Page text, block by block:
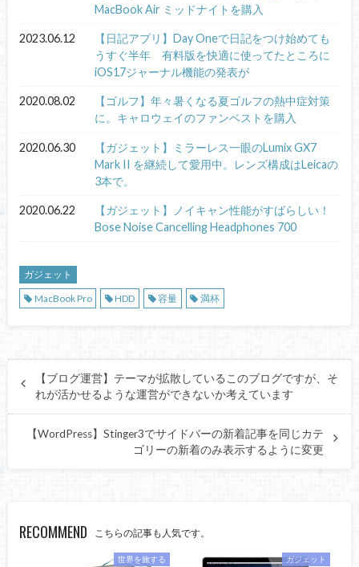
MacBook Air ミッドナイトを購入
2023.06.12
【日記アプリ】Day Oneで日記をつけ始めても
うすぐ半年 有料版を快適に使ってたところに
iOS17ジャーナル機能の発表が
2020.08.02
【ゴルフ】年々暑くなる夏ゴルフの熱中症対策
に。キャロウェイのファンベストを購入
2020.06.30
【ガジェット】ミラーレス一眼のLumix GX7
Mark II を継続して愛用中。レンズ構成はLeicaの
3本で。
2020.06.22
【ガジェット】ノイキャン性能がすばらしい！
Bose Noise Cancelling Headphones 700
ガジェット
MacBook Pro
HDD 容量 満杯
【ブログ運営】テーマが拡散しているこのブログですが、そ
れが活かせるような運営ができないか考えています
【WordPress】Stinger3でサイドバーの新着記事を同じカテ
ゴリーの新着のみ表示するように変更
RECOMMEND こちらの記事も人気です。
世界を旅する ガジェット